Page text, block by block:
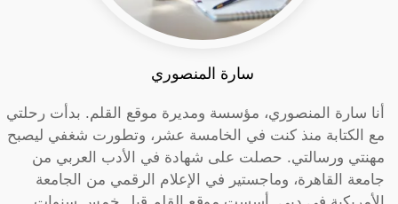
سارة المنصوري
أنا سارة المنصوري، مؤسسة ومديرة موقع القلم. بدأت رحلتي
مع الكتابة منذ كنت في الخامسة عشر، وتطورت شغفي ليصبح
مهنتي ورسالتي. حصلت على شهادة في الأدب العربي من
جامعة القاهرة، وماجستير في الإعلام الرقمي من الجامعة